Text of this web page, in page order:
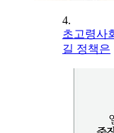
4.
초고령사
길 정책은